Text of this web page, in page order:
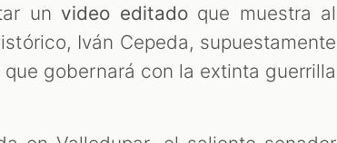
un video editado que muestra al
Iván Cepeda, supuestamente
gobernará con la extinta guerrilla